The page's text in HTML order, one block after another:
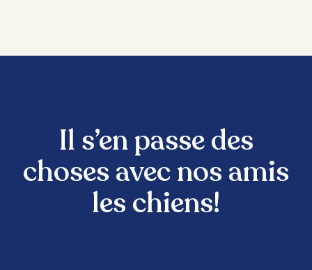
Il s’en passe des
choses avec nos amis
les chiens!